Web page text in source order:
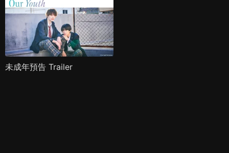
未成年預告 Trailer